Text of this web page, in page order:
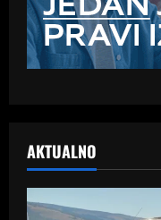
AKTUALNO